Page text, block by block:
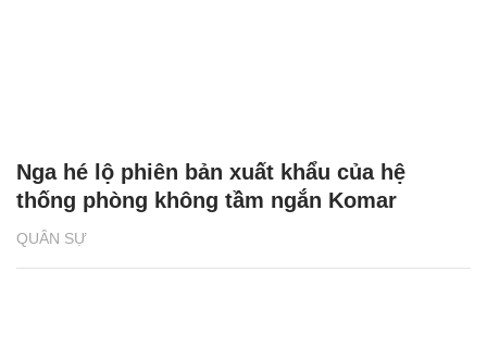
QUÂN SỰ
Nga hé lộ phiên bản xuất khẩu của hệ
thống phòng không tầm ngắn Komar